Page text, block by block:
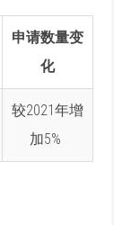
申请数量变
化
较2021年增
加5%